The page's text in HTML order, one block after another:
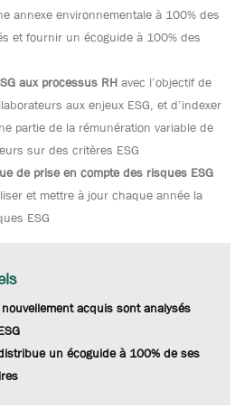
annexe environnementale à 100% des
et fournir un écoguide à 100% des
aux processus RH avec l’objectif de
aux enjeux ESG, et d’indexer
partie de la rémunération variable de
sur des critères ESG
de prise en compte des risques ESG
et mettre à jour chaque année la
ESG
acquis sont analysés
distribue un écoguide à 100% de ses